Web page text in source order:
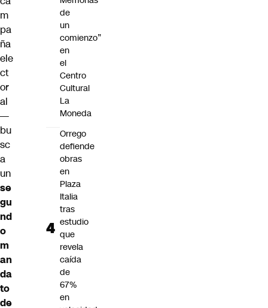
m
pa
ña
ele
ct
or
al
—
bu
sc
a
un
se
gu
nd
o
m
an
da
to
de
de
un
comienzo”
en
el
Centro
Cultural
La
Moneda
Orrego
defiende
obras
en
Plaza
Italia
tras
estudio
que
revela
caída
de
67%
en